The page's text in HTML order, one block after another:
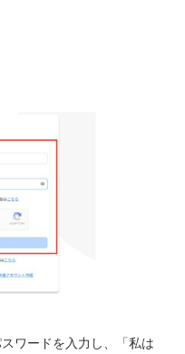
ワードを入力し、「私は